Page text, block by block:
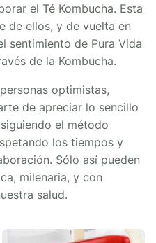
el Té Kombucha. Esta
de ellos, y de vuelta en
sentimiento de Pura Vida
de la Kombucha.
optimistas,
de apreciar lo sencillo
el método
los tiempos y
Sólo así pueden
milenaria, y con
salud.